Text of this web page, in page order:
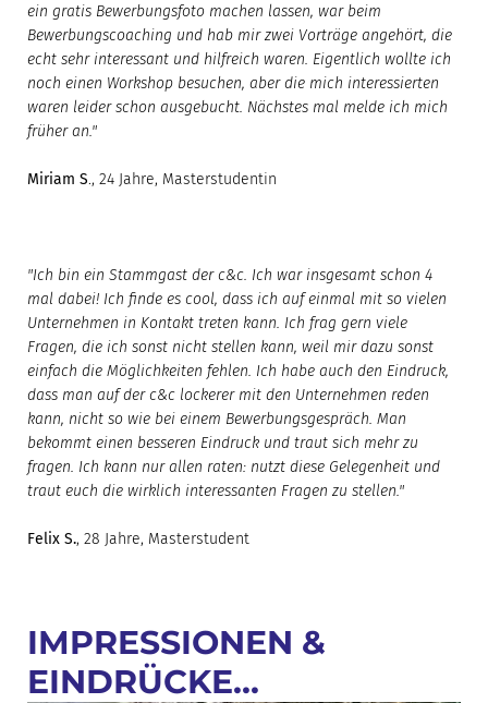
ein gratis Bewerbungsfoto machen lassen, war beim
Bewerbungscoaching und hab mir zwei Vorträge angehört, die
echt sehr interessant und hilfreich waren. Eigentlich wollte ich
noch einen Workshop besuchen, aber die mich interessierten
waren leider schon ausgebucht. Nächstes mal melde ich mich
früher an."
Miriam S., 24 Jahre, Masterstudentin
"Ich bin ein Stammgast der c&c. Ich war insgesamt schon 4
mal dabei! Ich finde es cool, dass ich auf einmal mit so vielen
Unternehmen in Kontakt treten kann. Ich frag gern viele
Fragen, die ich sonst nicht stellen kann, weil mir dazu sonst
einfach die Möglichkeiten fehlen. Ich habe auch den Eindruck,
dass man auf der c&c lockerer mit den Unternehmen reden
kann, nicht so wie bei einem Bewerbungsgespräch. Man
bekommt einen besseren Eindruck und traut sich mehr zu
fragen. Ich kann nur allen raten: nutzt diese Gelegenheit und
traut euch die wirklich interessanten Fragen zu stellen."
Felix S., 28 Jahre, Masterstudent
IMPRESSIONEN &
EINDRÜCKE...